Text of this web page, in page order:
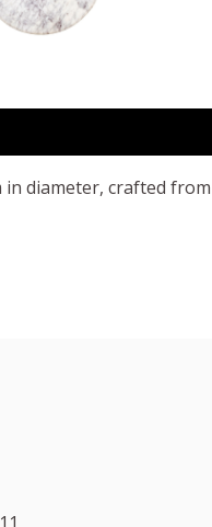
in diameter, crafted